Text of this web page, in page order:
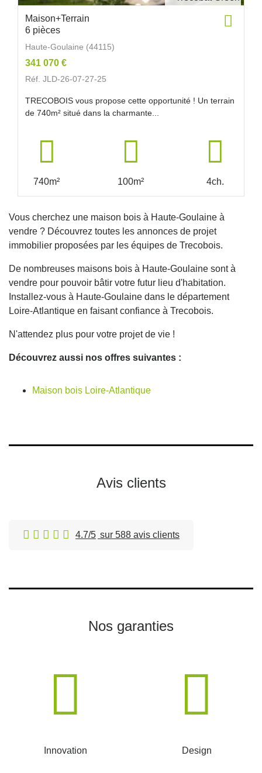
Maison+Terrain
6 pièces
Haute-Goulaine (44115)
341 070 €
Réf. JLD-26-07-27-25
TRECOBOIS vous propose cette opportunité ! Un terrain
de 740m² situé dans la charmante...
740m² 100m² 4ch.
Vous cherchez une maison bois à Haute-Goulaine à
vendre ? Découvrez toutes les annonces de projet
immobilier proposées par les équipes de Trecobois.
De nombreuses maisons bois à Haute-Goulaine sont à
vendre pour pouvoir bâtir votre futur lieu d'habitation.
Installez-vous à Haute-Goulaine dans le département
Loire-Atlantique en faisant confiance à Trecobois.
N'attendez plus pour votre projet de vie !
Découvrez aussi nos offres suivantes :
Maison bois Loire-Atlantique
Avis clients
4.7/5 sur 588 avis clients
Nos garanties
Innovation Design